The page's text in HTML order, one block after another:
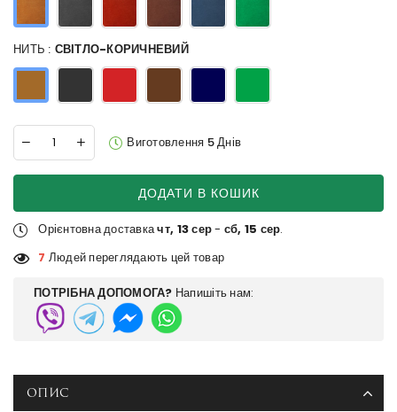
НИТЬ : СВІТЛО-КОРИЧНЕВИЙ
Виготовлення 5 Днів
ДОДАТИ В КОШИК
Орієнтовна доставкачт, 13 сер- сб, 15 сер.
7 Людей переглядають цей товар
ПОТРІБНА ДОПОМОГА? Напишіть нам:
ОПИС